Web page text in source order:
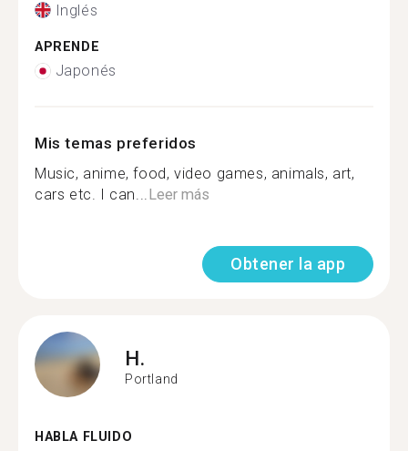
Inglés
APRENDE
Japonés
Mis temas preferidos
Music, anime, food, video games, animals, art,
cars etc. I can...Leer más
Obtener la app
H.
Portland
HABLA FLUIDO